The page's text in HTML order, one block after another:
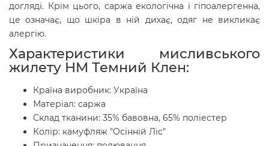
догляді. Крім цього, саржа екологічна і гіпоалергенна,
це означає, що шкіра в ній дихає, одяг не викликає
алергію.
Характеристики мисливського
жилету HM Темний Клен:
Країна виробник: Україна
Матеріал: саржа
Склад тканини: 35% бавовна, 65% поліестер
Колір: камуфляж "Осінній Ліс"